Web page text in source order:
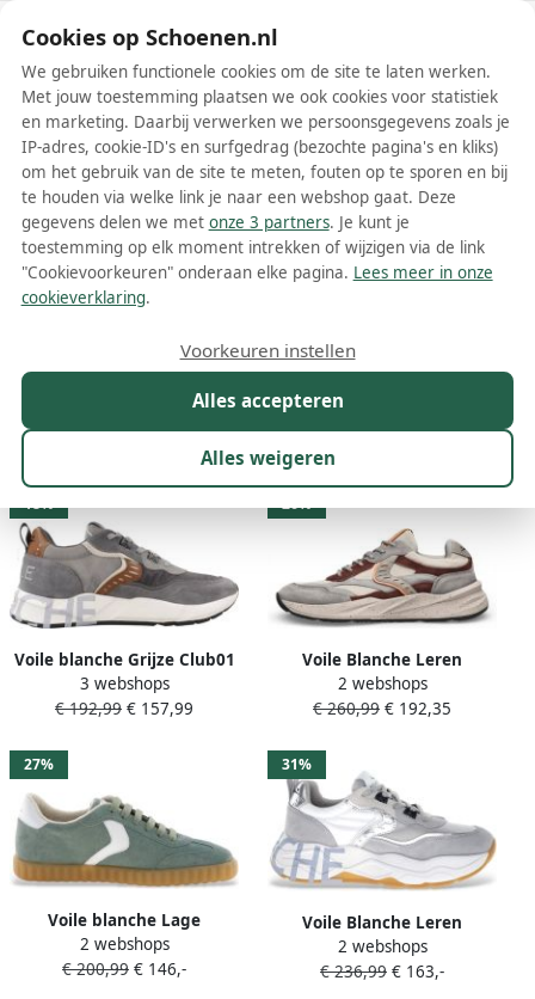
Schoenen.nl
Wis filters Alle filters
Grijze Voile Blanche schoenen
Meer lezen
Kleur 1
68 resultaten:
18%
Voile blanche Grijze Club01
Sneakers in Leer Nylon Gray
Heren
3 webshops
€ 192,99 € 157,99
26%
Voile Blanche Leren
sneakers Club22
2 webshops
€ 260,99 € 192,35
27%
Voile blanche Lage
Sneakers 2F96 INES SAGE
2 webshops
€ 200,99 € 146,-
31%
Voile Blanche Leren
sneakers Club105
2 webshops
€ 236,99 € 163,-
Cookies op Schoenen.nl
We gebruiken functionele cookies om de site te laten werken.
Met jouw toestemming plaatsen we ook cookies voor statistiek
en marketing. Daarbij verwerken we persoonsgegevens zoals je
IP-adres, cookie-ID's en surfgedrag (bezochte pagina's en kliks)
om het gebruik van de site te meten, fouten op te sporen en bij
te houden via welke link je naar een webshop gaat. Deze
gegevens delen we met onze 3 partners. Je kunt je
toestemming op elk moment intrekken of wijzigen via de link
"Cookievoorkeuren" onderaan elke pagina. Lees meer in onze
cookieverklaring.
Alles accepteren
Alles weigeren
Voorkeuren instellen